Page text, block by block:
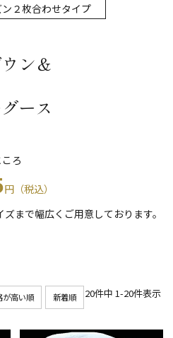
２枚合わせタイプ
ン＆
ース
ろ
円（税込）
まで幅広くご用意しております。
が高い順 新着順 20件中 1-20件表示